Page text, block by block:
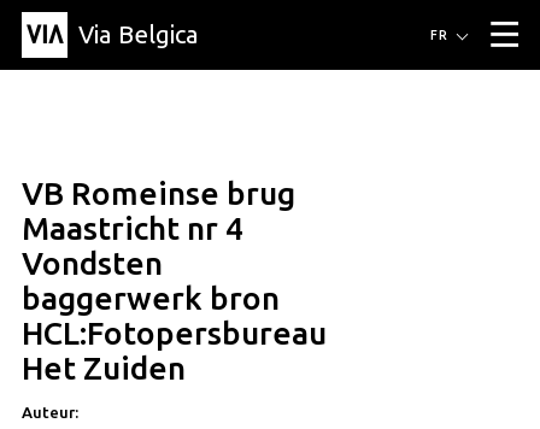
Via Belgica ▼
Article
Éducation
Recette
Amis
À propos de Via Belgica
Contact
Presse
Communes
FR
VB Romeinse brug
Maastricht nr 4
Vondsten
baggerwerk bron
HCL:Fotopersbureau
Het Zuiden
Auteur: